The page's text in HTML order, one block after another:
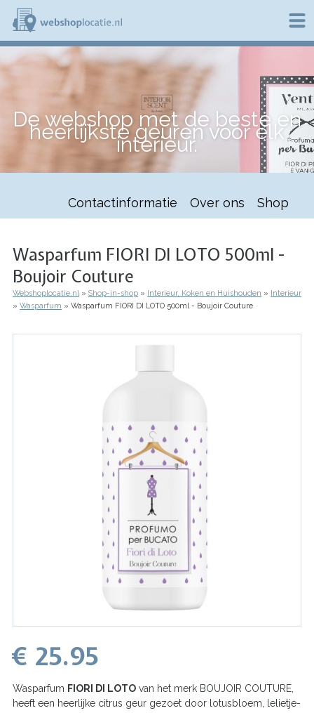
Overslaan
naar
de
inhoud
e
b
o
p
l
De webshop met de beste en
heerlijkste geuren voor elk
interieur.
Contactinformatie Over ons Shop
Wasparfum FIORI DI LOTO 500ml -
Boujoir Couture
Kruimelpad
Webshoplocatie.nl Shop-in-shop Interieur, Koken en Huishouden
Interieur
Wasparfum
Wasparfum FIORI DI LOTO 500ml - Boujoir Couture
€ 25.95
Wasparfum FIORI DI LOTO van het merk BOUJOIR COUTURE,
heeft een heerlijke citrus geur gezoet door lotusbloem, lelietje-